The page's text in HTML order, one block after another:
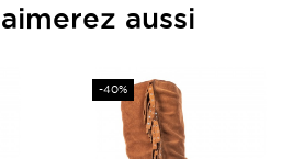
aussi
-40% Prix